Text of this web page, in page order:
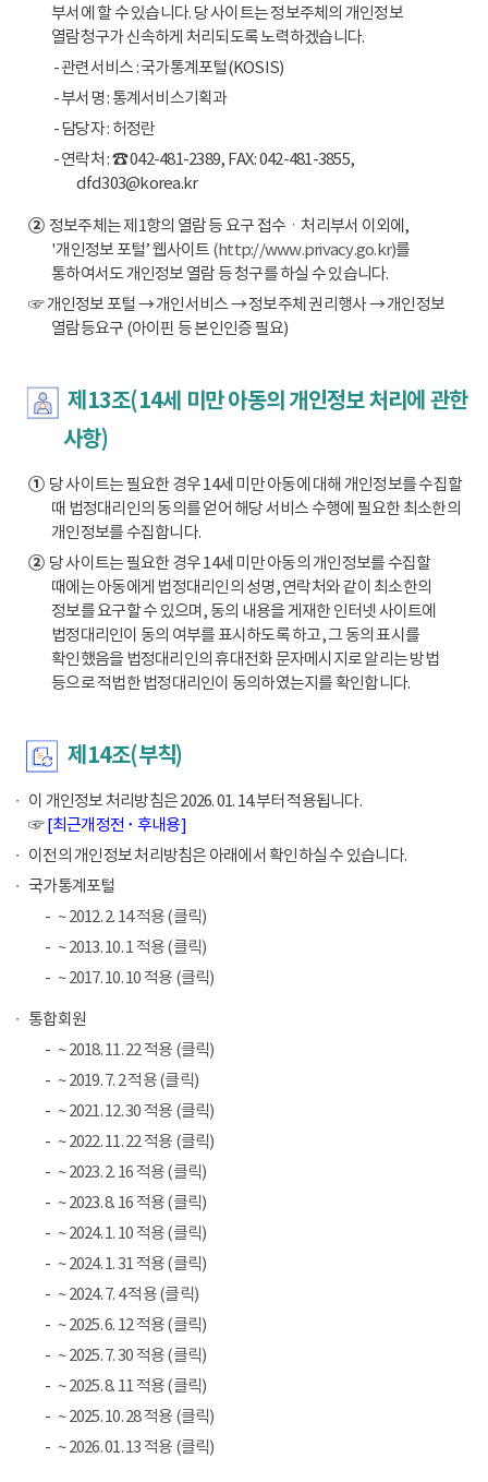
부서에 할 수 있습니다. 당 사이트는 정보주체의 개인정보
열람청구가 신속하게 처리되도록 노력하겠습니다.
- 관련서비스 : 국가통계포털(KOSIS)
- 부서명 : 통계서비스기획과
- 담당자 : 허정란
- 연락처 : ☎ 042-481-2389, FAX: 042-481-3855,
dfd303@korea.kr
②정보주체는 제1항의 열람 등 요구 접수ㆍ처리부서 이외에,
'개인정보 포털’ 웹사이트 (http://www.privacy.go.kr)를
통하여서도 개인정보 열람 등 청구를 하실 수 있습니다.
☞ 개인정보 포털 → 개인서비스 → 정보주체 권리행사 → 개인정보
열람등요구 (아이핀 등 본인인증 필요)
제13조(14세 미만 아동의 개인정보 처리에 관한
사항)
①당 사이트는 필요한 경우 14세 미만 아동에 대해 개인정보를 수집할
때 법정대리인의 동의를 얻어 해당 서비스 수행에 필요한 최소한의
개인정보를 수집합니다.
②당 사이트는 필요한 경우 14세 미만 아동의 개인정보를 수집할
때에는 아동에게 법정대리인의 성명, 연락처와 같이 최소한의
정보를 요구할 수 있으며, 동의 내용을 게재한 인터넷 사이트에
법정대리인이 동의 여부를 표시하도록 하고, 그 동의 표시를
확인했음을 법정대리인의 휴대전화 문자메시지로 알리는 방법
등으로 적법한 법정대리인이 동의하였는지를 확인합니다.
제14조(부칙)
이 개인정보 처리방침은 2026. 01. 14.부터 적용됩니다.
☞[최근개정전 ･ 후내용]
이전의 개인정보 처리방침은 아래에서 확인하실 수 있습니다.
국가통계포털
~ 2012. 2. 14 적용 (클릭)
~ 2013. 10. 1 적용 (클릭)
~ 2017. 10. 10 적용 (클릭)
통합회원
~ 2018. 11. 22 적용 (클릭)
~ 2019. 7. 2 적용 (클릭)
~ 2021. 12. 30 적용 (클릭)
~ 2022. 11. 22 적용 (클릭)
~ 2023. 2. 16 적용 (클릭)
~ 2023. 8. 16 적용 (클릭)
~ 2024. 1. 10 적용 (클릭)
~ 2024. 1. 31 적용 (클릭)
~ 2024. 7. 4 적용 (클릭)
~ 2025. 6. 12 적용 (클릭)
~ 2025. 7. 30 적용 (클릭)
~ 2025. 8. 11 적용 (클릭)
~ 2025. 10. 28 적용 (클릭)
~ 2026. 01. 13 적용 (클릭)